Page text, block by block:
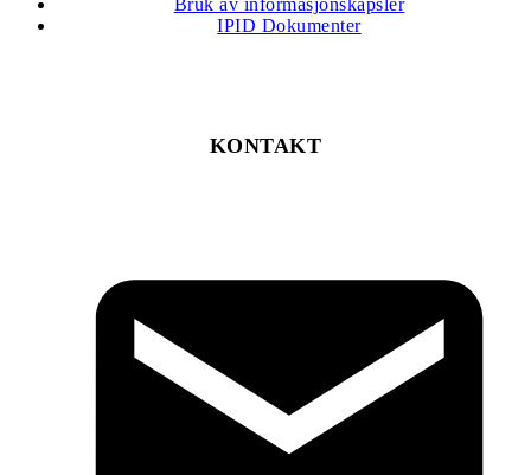
Bruk av informasjonskapsler
IPID Dokumenter
KONTAKT